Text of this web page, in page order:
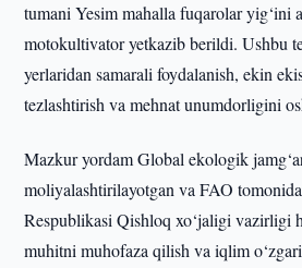
tumani Yesim mahalla fuqarolar yig‘ini
motokultivator yetkazib berildi. Ushbu
yerlaridan samarali foydalanish, ekin
tezlashtirish va mehnat unumdorligini
Mazkur yordam Global ekologik
moliyalashtirilayotgan va FAO
Respublikasi Qishloq xo‘jaligi vazirligi
muhitni muhofaza qilish va iqlim